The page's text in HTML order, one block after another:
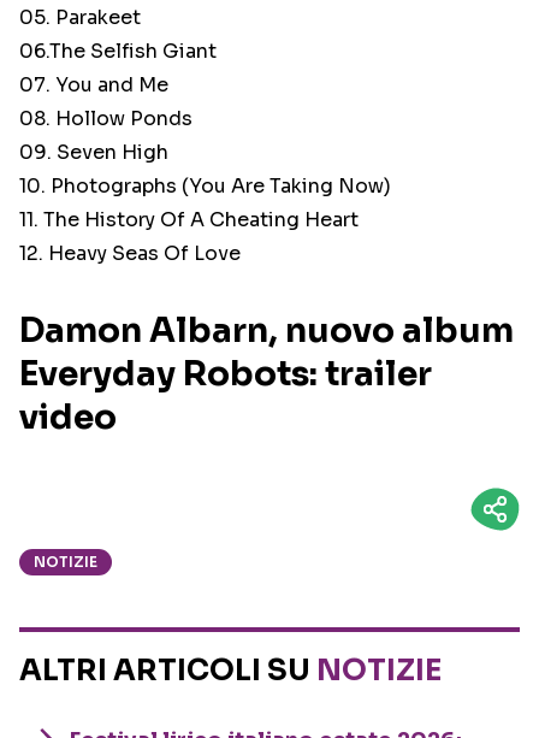
05. Parakeet
06.The Selfish Giant
07. You and Me
08. Hollow Ponds
09. Seven High
10. Photographs (You Are Taking Now)
11. The History Of A Cheating Heart
12. Heavy Seas Of Love
Damon Albarn, nuovo album
Everyday Robots: trailer
video
NOTIZIE
ALTRI ARTICOLI SU NOTIZIE